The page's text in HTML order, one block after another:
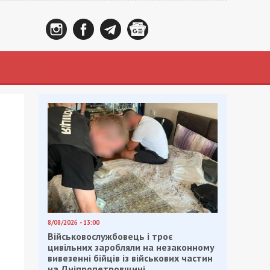
8/08/2026 - 13:00
Військовослужбовець і троє
цивільних заробляли на незаконному
вивезенні бійців із військових частин